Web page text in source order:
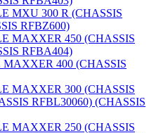
MXU 300 R (CHASSIS
RFBZ600)
MAXXER 450 (CHASSIS
RFBA404)
400 (CHASSIS
MAXXER 300 (CHASSIS
RFBL30060) (CHASSIS
MAXXER 250 (CHASSIS